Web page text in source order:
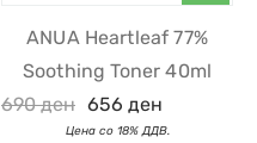
ANUA Heartleaf 77%
Soothing Toner 40ml
690ден 656 ден